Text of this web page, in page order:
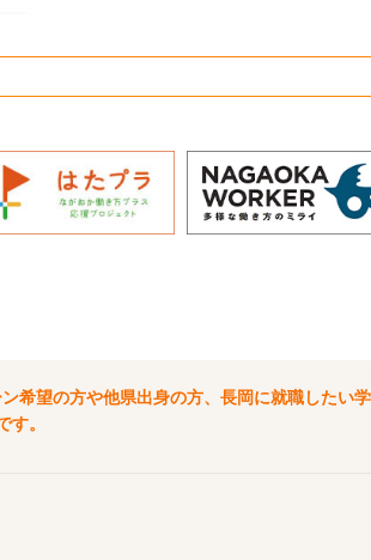
希望の方や他県出身の方、長岡に就職したい
。